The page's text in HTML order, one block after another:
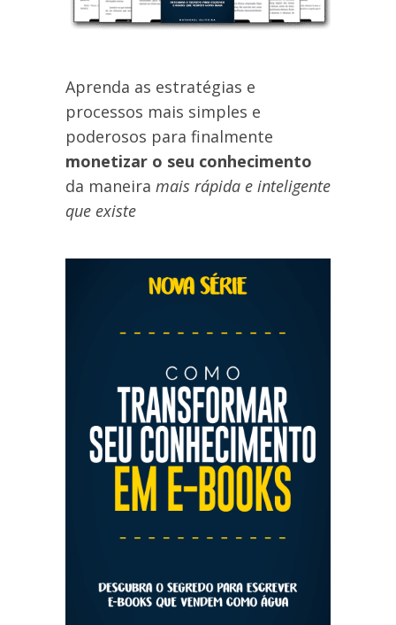
Aprenda as estratégias e
processos mais simples e
poderosos para finalmente
monetizar o seu conhecimento
da maneira mais rápida e inteligente
que existe